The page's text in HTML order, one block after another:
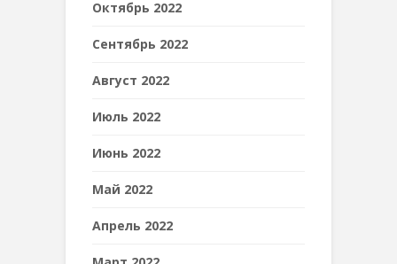
Октябрь 2022
Сентябрь 2022
Август 2022
Июль 2022
Июнь 2022
Май 2022
Апрель 2022